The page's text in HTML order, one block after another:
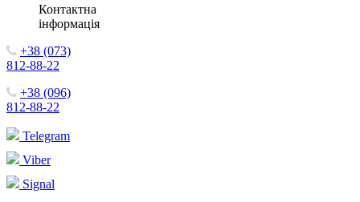
Контактна
інформація
+38 (073)
812-88-22
+38 (096)
812-88-22
Telegram
Viber
Signal